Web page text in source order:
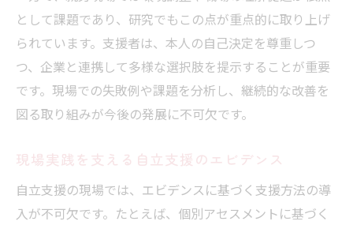
として課題であり、研究でもこの点が重点的に取り上げ
られています。支援者は、本人の自己決定を尊重しつ
つ、企業と連携して多様な選択肢を提示することが重要
です。現場での失敗例や課題を分析し、継続的な改善を
図る取り組みが今後の発展に不可欠です。
現場実践を支える自立支援のエビデンス
自立支援の現場では、エビデンスに基づく支援方法の導
入が不可欠です。たとえば、個別アセスメントに基づく